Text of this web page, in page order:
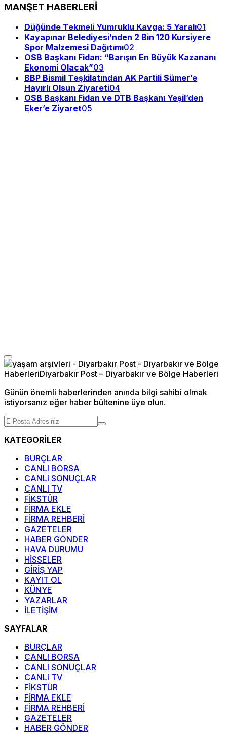
MANŞET HABERLERİ
Düğünde Tekmeli Yumruklu Kavga: 5 Yaralı01
Kayapınar Belediyesi’nden 2 Bin 120 Kursiyere
Spor Malzemesi Dağıtımı02
OSB Başkanı Fidan: “Barışın En Büyük Kazananı
Ekonomi Olacak”03
BBP Bismil Teşkilatından AK Partili Sümer’e
Hayırlı Olsun Ziyareti04
OSB Başkanı Fidan ve DTB Başkanı Yeşil’den
Eker’e Ziyaret05
Günün önemli haberlerinden anında bilgi sahibi olmak
istiyorsanız eğer haber bültenine üye olun.
KATEGORİLER
BURÇLAR
CANLI BORSA
CANLI SONUÇLAR
CANLI TV
FİKSTÜR
FİRMA EKLE
FİRMA REHBERİ
GAZETELER
HABER GÖNDER
HAVA DURUMU
HİSSELER
GİRİŞ YAP
KAYIT OL
KÜNYE
YAZARLAR
İLETİŞİM
SAYFALAR
BURÇLAR
CANLI BORSA
CANLI SONUÇLAR
CANLI TV
FİKSTÜR
FİRMA EKLE
FİRMA REHBERİ
GAZETELER
HABER GÖNDER